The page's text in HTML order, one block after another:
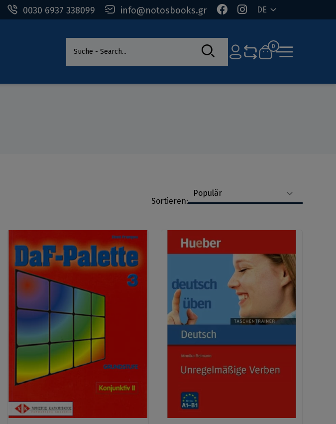
0030 6937 338099 info@notosbooks.gr DE
0
Sortieren:
Populär